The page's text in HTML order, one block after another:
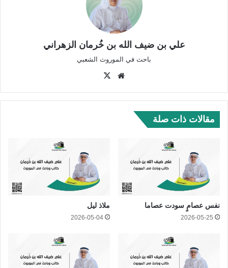
علي بن ضيف الله بن خُرمان الزهراني
باحث في الموروث الشعبي
موق
الوي
مقالات ذات صلة
نفس عصامٍ سودت عصاما
2026-05-25
ملاذ ليل
2026-05-04